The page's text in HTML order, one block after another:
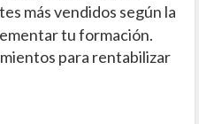
más vendidos según la
tu formación.
para rentabilizar